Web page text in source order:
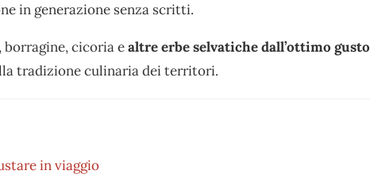
in generazione senza scritti.
borragine, cicoria ealtre erbe selvatiche dall’ottimo gusto
tradizione culinaria dei territori.
in viaggio